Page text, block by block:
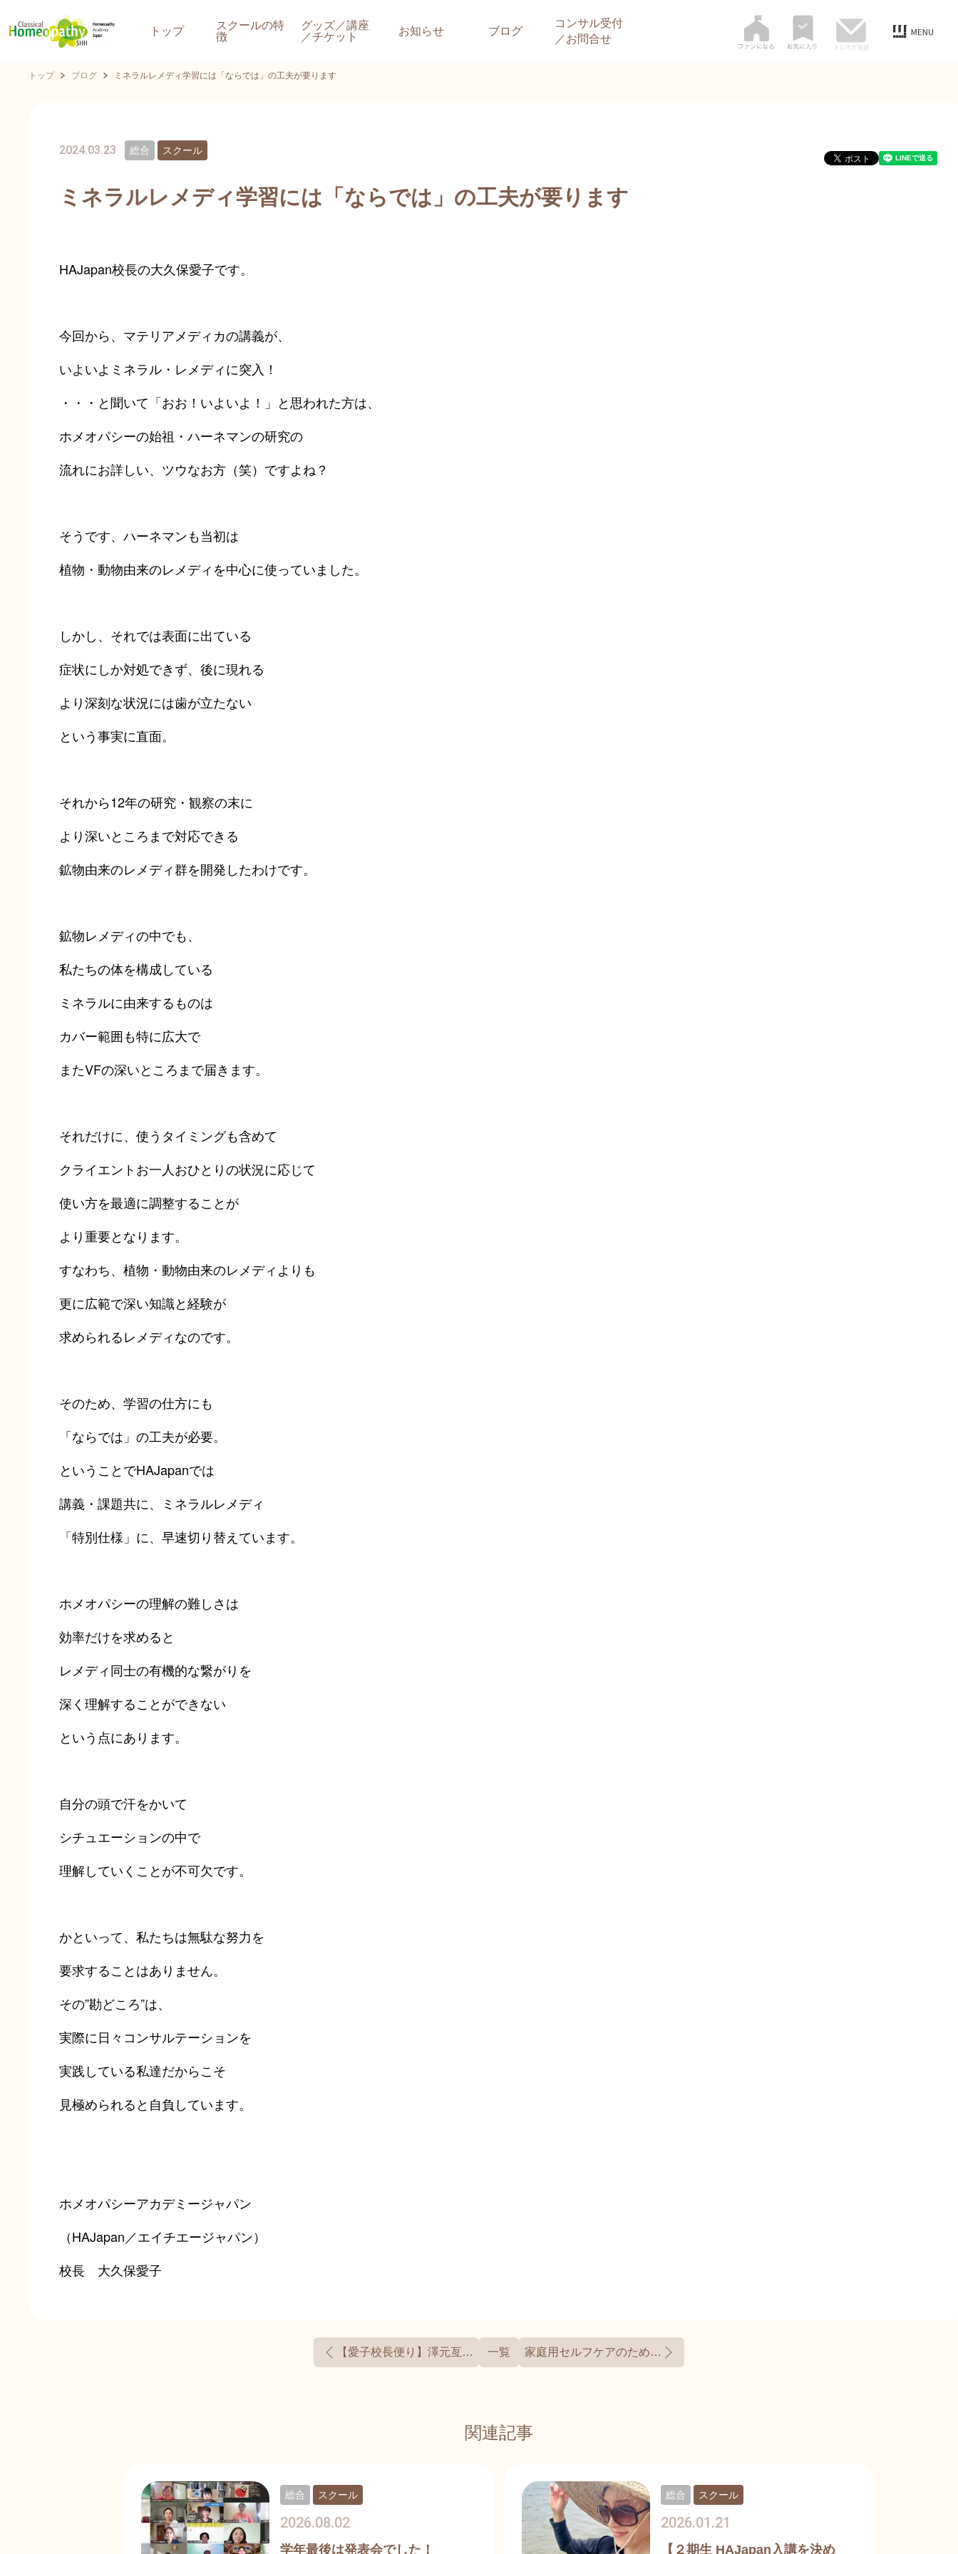
トップ
スクールの特
徴
グッズ／講座
／チケット
お知らせ ブログ
コンサル受付
／お問合せ
トップ ブログ ミネラルレメディ学習には「ならでは」の工夫が要ります
2024.03.23 総合 スクール
ミネラルレメディ学習には「ならでは」の工夫が要ります
HAJapan校長の大久保愛子です。
今回から、マテリアメディカの講義が、
いよいよミネラル・レメディに突入！
・・・と聞いて「おお！いよいよ！」と思われた方は、
ホメオパシーの始祖・ハーネマンの研究の
流れにお詳しい、ツウなお方（笑）ですよね？
そうです、ハーネマンも当初は
植物・動物由来のレメディを中心に使っていました。
しかし、それでは表面に出ている
症状にしか対処できず、後に現れる
より深刻な状況には歯が立たない
という事実に直面。
それから12年の研究・観察の末に
より深いところまで対応できる
鉱物由来のレメディ群を開発したわけです。
鉱物レメディの中でも、
私たちの体を構成している
ミネラルに由来するものは
カバー範囲も特に広大で
またVFの深いところまで届きます。
それだけに、使うタイミングも含めて
クライエントお一人おひとりの状況に応じて
使い方を最適に調整することが
より重要となります。
すなわち、植物・動物由来のレメディよりも
更に広範で深い知識と経験が
求められるレメディなのです。
そのため、学習の仕方にも
「ならでは」の工夫が必要。
ということでHAJapanでは
講義・課題共に、ミネラルレメディ
「特別仕様」に、早速切り替えています。
ホメオパシーの理解の難しさは
効率だけを求めると
レメディ同士の有機的な繋がりを
深く理解することができない
という点にあります。
自分の頭で汗をかいて
シチュエーションの中で
理解していくことが不可欠です。
かといって、私たちは無駄な努力を
要求することはありません。
その”勘どころ”は、
実際に日々コンサルテーションを
実践している私達だからこそ
見極められると自負しています。
ホメオパシーアカデミージャパン
（HAJapan／エイチエージャパン）
校長 大久保愛子
【愛子校長便り】澤元亙氏のシリーズ講義をすべてのホメオパス・学生 一覧 家庭用セルフケアのための ”Qポーテンシーキット” 降臨！
関連記事
学年最後は発表会でした！
2026.08.02
総合 スクール
【２期生 HAJapan入講を決め
2026.01.21
総合 スクール